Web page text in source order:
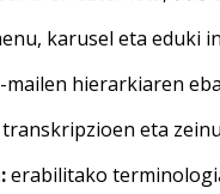
karusel eta eduki
hierarkiaren
eta
erabilitako